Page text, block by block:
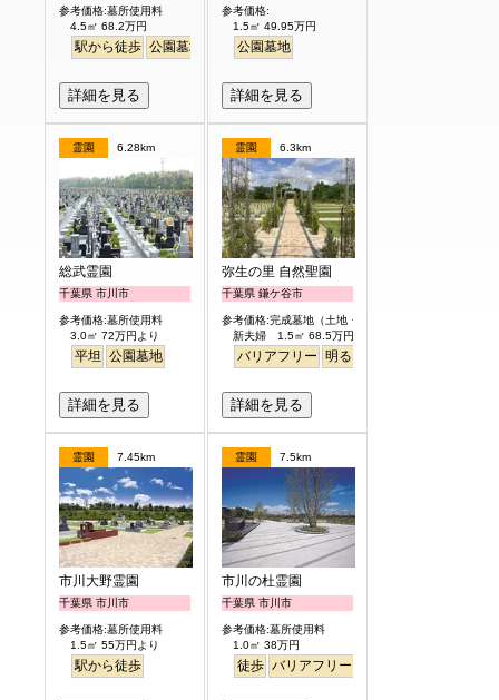
参考価格:墓所使用料
4.5㎡ 68.2万円
駅から徒歩 公園墓地 海が見える
詳細を見る
参考価格:
1.5㎡ 49.95万円
公園墓地
詳細を見る
霊園 6.28km
総武霊園
千葉県 市川市
参考価格:墓所使用料
3.0㎡ 72万円より
平坦 公園墓地
詳細を見る
霊園 6.3km
弥生の里 自然聖園
千葉県 鎌ケ谷市
参考価格:完成墓地（土地・墓石一式含）
新夫婦 1.5㎡ 68.5万円より
バリアフリー 明るい
詳細を見る
霊園 7.45km
市川大野霊園
千葉県 市川市
参考価格:墓所使用料
1.5㎡ 55万円より
駅から徒歩
霊園 7.5km
市川の杜霊園
千葉県 市川市
参考価格:墓所使用料
1.0㎡ 38万円
徒歩 バリアフリー